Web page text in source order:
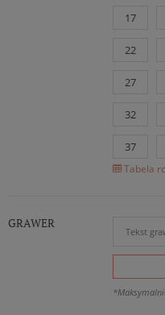
17
22
27
32
37
Tabela
GRAWER